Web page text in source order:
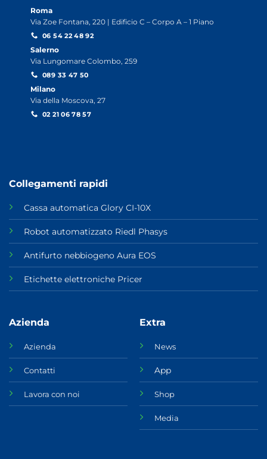
Roma
Via Zoe Fontana, 220 | Edificio C – Corpo A – 1 Piano
06 54 22 48 92
Salerno
Via Lungomare Colombo, 259
089 33 47 50
Milano
Via della Moscova, 27
02 21 06 78 57
Collegamenti rapidi
Cassa automatica Glory CI-10X
Robot automatizzato Riedl Phasys
Antifurto nebbiogeno Aura EOS
Etichette elettroniche Pricer
Azienda
Azienda
Contatti
Lavora con noi
Extra
News
App
Shop
Media